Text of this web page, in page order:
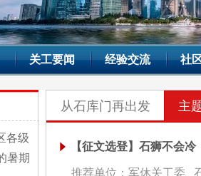
关工要闻 经验交流 社
各级
暑期
从石库门再出发 主
【征文选登】石狮不会
推荐单位：军休关工委